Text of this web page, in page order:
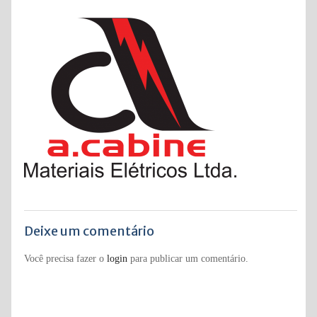
Deixe um comentário
Você precisa fazer o login para publicar um comentário.